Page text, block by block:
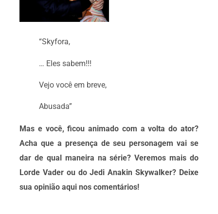
“Skyfora,
… Eles sabem!!!
Vejo você em breve,
Abusada”
Mas e você, ficou animado com a volta do ator?
Acha que a presença de seu personagem vai se
dar de qual maneira na série? Veremos mais do
Lorde Vader ou do Jedi Anakin Skywalker? Deixe
sua opinião aqui nos comentários!